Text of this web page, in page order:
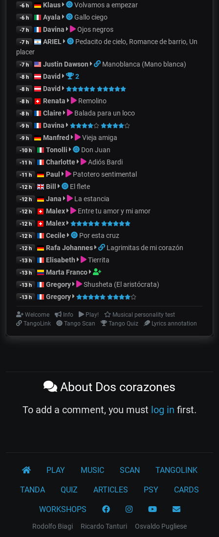
-6 h Klaus Volvamos a empezar
-6 h Ayala Gallo ciego
-7 h Davina Ojos negros
-7 h ARIEL
Pedacito de cielo, Romance de barrio, Un
placer
-7 h Justin Dawson Manoblanca (Mano blanca)
-8 h David 2
-8 h David
-8 h Renata Remolino
-8 h Claire Balada para un loco
-9 h Davina
-9 h Manfred Vieja amiga
-10 h Tonolli Don Juan
-11 h Charlotte Adiós Bardi
-11 h Paul Patotero sentimental
-12 h Bill El flete
-12 h Jana La estancia
-12 h Malex Entre tu amor y mi amor
-12 h Malex
-12 h Cecile Por esta cruz
-12 h Rafa Johannes Lagrimitas de mi corazón
-13 h Elisabeth Tierrita
-13 h Marta Franco
-13 h Gregory Shusheta (El aristócrata)
-13 h Gregory
Welcome Info Play!
Musical personality test
TangoLink
Tango Scan Tango Quiz Lyrics annotation
About Dos corazones
To add a comment, you must log in first.
PLAY MUSIC SCAN TANGOLINK
TANDA QUIZ ARTICLES PSY CARDS
WORKSHOPS
Rodolfo Biagi Ricardo Tanturi
Osvaldo Pugliese